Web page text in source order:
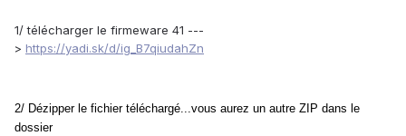
1/ télécharger le firmeware 41 ---
> https://yadi.sk/d/ig_B7qiudahZn
2/ Dézipper le fichier téléchargé...vous aurez un autre ZIP dans le
dossier